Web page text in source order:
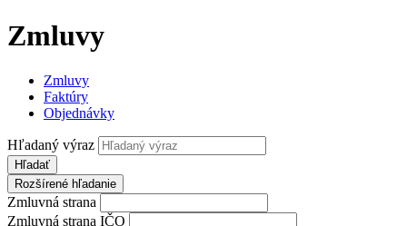
Zmluvy
Zmluvy
Faktúry
Objednávky
Hľadaný výraz
Hľadať
Rozšírené hľadanie
Zmluvná strana
Zmluvná strana IČO